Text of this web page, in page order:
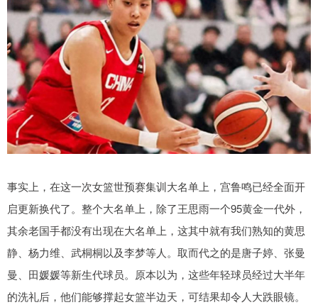
事实上，在这一次女篮世预赛集训大名单上，宫鲁鸣已经全面开
启更新换代了。整个大名单上，除了王思雨一个95黄金一代外，
其余老国手都没有出现在大名单上，这其中就有我们熟知的黄思
静、杨力维、武桐桐以及李梦等人。取而代之的是唐子婷、张曼
曼、田媛媛等新生代球员。原本以为，这些年轻球员经过大半年
的洗礼后，他们能够撑起女篮半边天，可结果却令人大跌眼镜。